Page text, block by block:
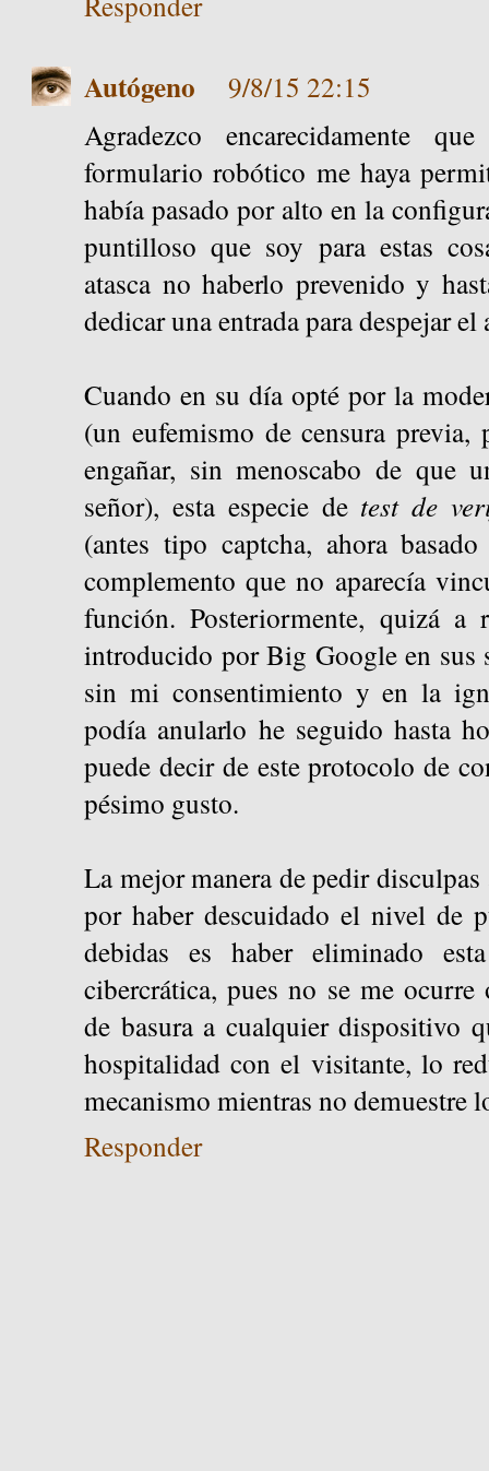
Autógeno
9/8/15 22:15
Agradezco encarecidamente
formulario robótico me haya
había pasado por alto en la
puntilloso que soy para estas
atasca no haberlo prevenido y
dedicar una entrada para despejar el
Cuando en su día opté por la
(un eufemismo de censura previa,
engañar, sin menoscabo de que
señor), esta especie de test de
(antes tipo captcha, ahora
complemento que no aparecía
función. Posteriormente, quizá a
introducido por Big Google en sus
sin mi consentimiento y en la
podía anularlo he seguido hasta
puede decir de este protocolo de
pésimo gusto.
La mejor manera de pedir
por haber descuidado el nivel de
debidas es haber eliminado
cibercrática, pues no se me
de basura a cualquier dispositivo
hospitalidad con el visitante, lo
mecanismo mientras no demuestre
Responder